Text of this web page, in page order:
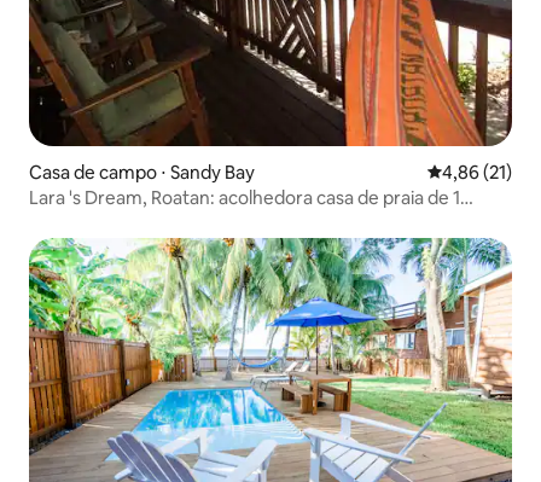
Casa de campo ⋅ Sandy Bay 4,86 de uma
4,86 (21)
Lara 's Dream, Roatan: acolhedora casa de praia de 1